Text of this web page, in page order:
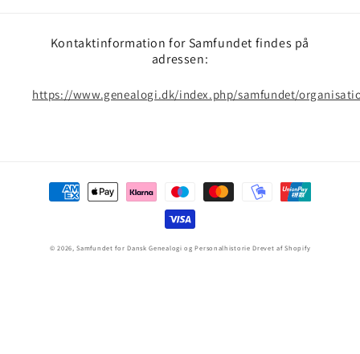
Kontaktinformation for Samfundet findes på
adressen:
https://www.genealogi.dk/index.php/samfundet/
Betalingsmetoder
© 2026,Samfundet for Dansk Genealogi og Personalhistorie Drevet af Shopify